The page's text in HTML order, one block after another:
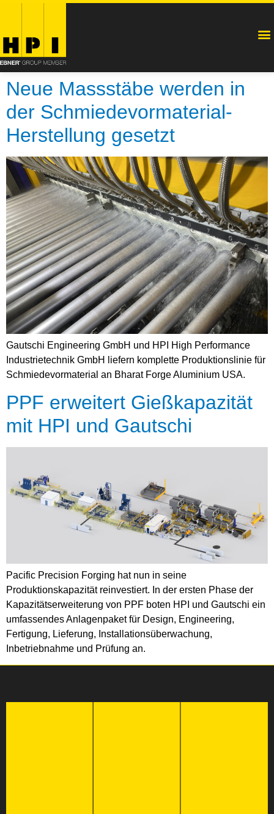
Neue Massstäbe werden in
der Schmiedevormaterial-
Herstellung gesetzt
Gautschi Engineering GmbH und HPI High Performance
Industrietechnik GmbH liefern komplette Produktionslinie für
Schmiedevormaterial an Bharat Forge Aluminium USA.
PPF erweitert Gießkapazität
mit HPI und Gautschi
Pacific Precision Forging hat nun in seine
Produktionskapazität reinvestiert. In der ersten Phase der
Kapazitätserweiterung von PPF boten HPI und Gautschi ein
umfassendes Anlagenpaket für Design, Engineering,
Fertigung, Lieferung, Installationsüberwachung,
Inbetriebnahme und Prüfung an.